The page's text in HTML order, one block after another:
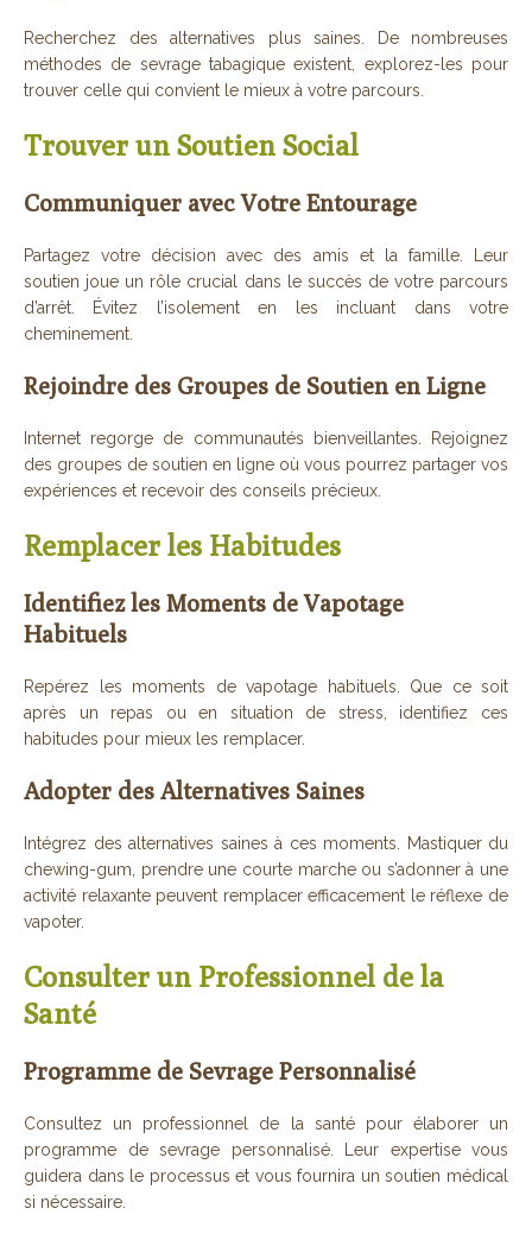
Recherchez des alternatives plus saines. De nombreuses
méthodes de sevrage tabagique existent, explorez-les pour
trouver celle qui convient le mieux à votre parcours.
Trouver un Soutien Social
Communiquer avec Votre Entourage
Partagez votre décision avec des amis et la famille. Leur
soutien joue un rôle crucial dans le succès de votre parcours
d’arrêt. Évitez l’isolement en les incluant dans votre
cheminement.
Rejoindre des Groupes de Soutien en Ligne
Internet regorge de communautés bienveillantes. Rejoignez
des groupes de soutien en ligne où vous pourrez partager vos
expériences et recevoir des conseils précieux.
Remplacer les Habitudes
Identifiez les Moments de Vapotage
Habituels
Repérez les moments de vapotage habituels. Que ce soit
après un repas ou en situation de stress, identifiez ces
habitudes pour mieux les remplacer.
Adopter des Alternatives Saines
Intégrez des alternatives saines à ces moments. Mastiquer du
chewing-gum, prendre une courte marche ou s’adonner à une
activité relaxante peuvent remplacer efficacement le réflexe de
vapoter.
Consulter un Professionnel de la
Santé
Programme de Sevrage Personnalisé
Consultez un professionnel de la santé pour élaborer un
programme de sevrage personnalisé. Leur expertise vous
guidera dans le processus et vous fournira un soutien médical
si nécessaire.